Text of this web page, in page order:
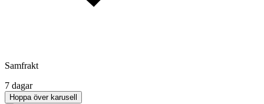
Samfrakt
7 dagar
Hoppa över karusell